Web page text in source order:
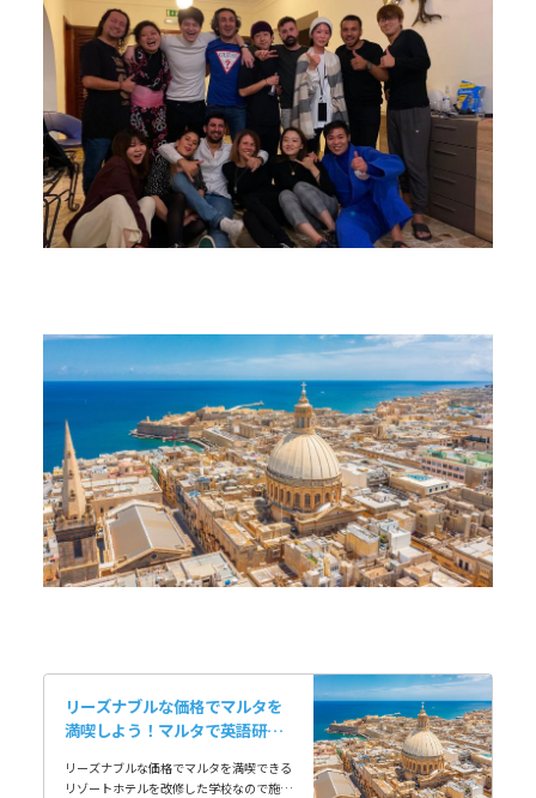
リーズナブルな価格でマルタを
満喫しよう！マルタで英語研修
リーズナブルな価格でマルタを満喫できる
リゾートホテルを改修した学校なので施設